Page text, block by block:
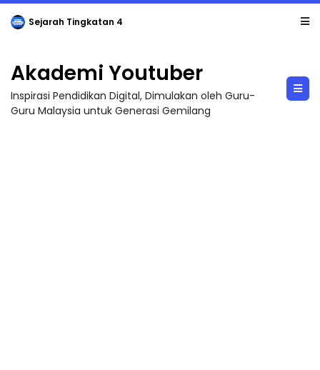
Sejarah Tingkatan 4
Akademi Youtuber
Inspirasi Pendidikan Digital, Dimulakan oleh Guru-
Guru Malaysia untuk Generasi Gemilang